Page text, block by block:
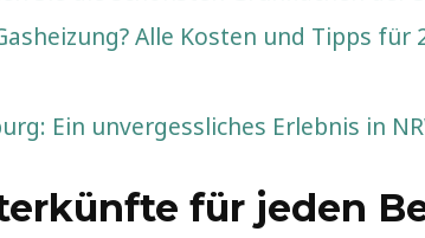
Alle Kosten und Tipps für
Ein unvergessliches Erlebnis in
für jeden